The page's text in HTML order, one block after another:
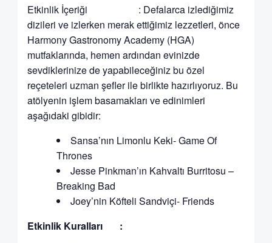
Etkinlik İçeriği : Defalarca izlediğimiz
dizileri ve izlerken merak ettiğimiz lezzetleri, önce
Harmony Gastronomy Academy (HGA)
mutfaklarında, hemen ardından evinizde
sevdiklerinize de yapabileceğiniz bu özel
reçeteleri uzman şefler ile birlikte hazırlıyoruz. Bu
atölyenin işlem basamakları ve edinimleri
aşağıdaki gibidir:
Sansa’nın Limonlu Keki- Game Of
Thrones
Jesse Pinkman’ın Kahvaltı Burritosu –
Breaking Bad
Joey’nin Köfteli Sandviçi- Friends
Etkinlik Kuralları :